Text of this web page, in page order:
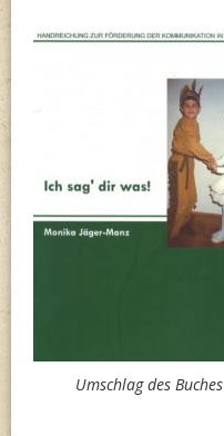
Umschlag des Buches